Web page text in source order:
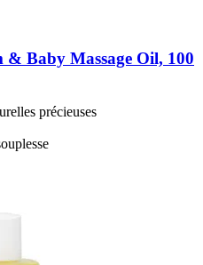
& Baby Massage Oil, 100
précieuses